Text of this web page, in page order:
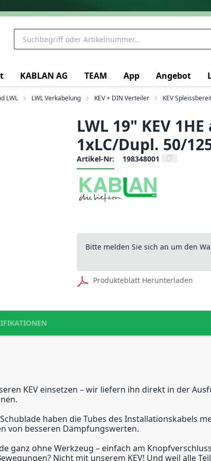
KABLAN AG TEAM App Angebot
LWL LWL Verkabelung KEV + DIN Verteiler KEV
LWL 19" KEV 1HE
1xLC/Dupl. 50/
Artikel-Nr: 198348001
Bitte melden Sie sich an um den
Produkteblatt Herunterladen
KEV einsetzen – wir liefern ihn direkt in der
haben die Tubes des Installationskabels
von besseren Dämpfungswerten.
ganz ohne Werkzeug – einfach am
Nicht mit unserem KEV! Und weil alle